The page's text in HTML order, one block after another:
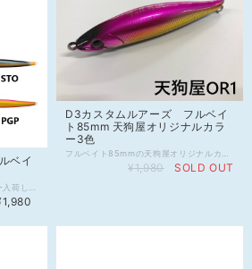
ベイ
D3カスタムルアーズ フルベイ
ト85mm 天狗屋オリジナルカラ
ー3色
¥1,980 SOLD OUT